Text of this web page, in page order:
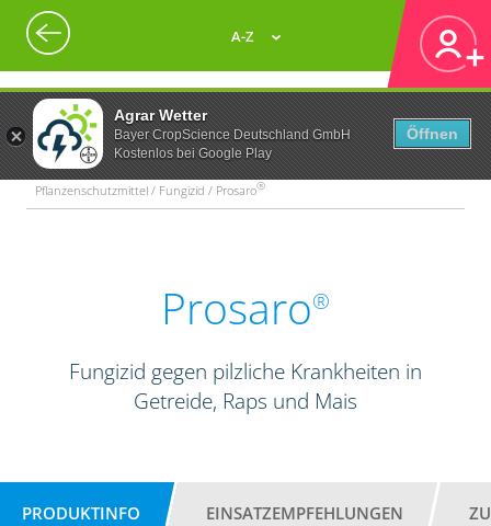
Agrar Wetter
Bayer CropScience Deutschland GmbH
Kostenlos bei Google Play
Öffnen
A-Z
Pflanzenschutzmittel / Fungizid / Prosaro®
Prosaro®
Fungizid gegen pilzliche Krankheiten in
Getreide, Raps und Mais
PRODUKTINFO EINSATZEMPFEHLUNGEN